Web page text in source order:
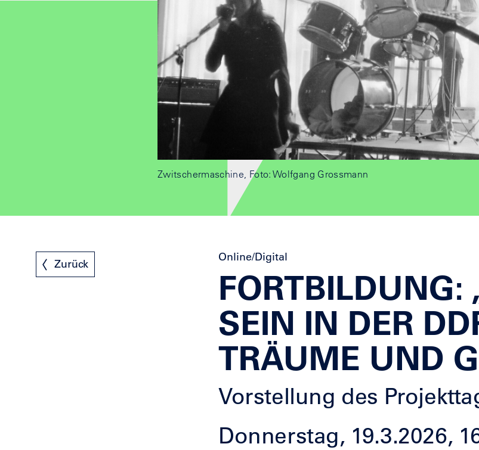
Zwitschermaschine, Foto: Wolfgang Grossmann
Zurück
Online/Digital
FORTBILDUNG:
SEIN IN DER
TRÄUME UND
Vorstellung des
Donnerstag, 19.3.2026,